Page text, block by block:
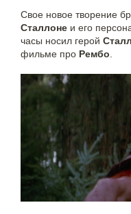
Свое новое творение
Сталлоне и его
часы носил герой
фильме про Рембо